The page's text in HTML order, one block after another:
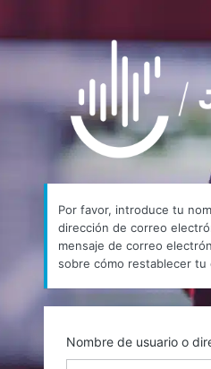
Contraseña
perdida
Por favor, introduce tu
dirección de correo
mensaje de correo
sobre cómo restablecer tu
Nombre de usuario o